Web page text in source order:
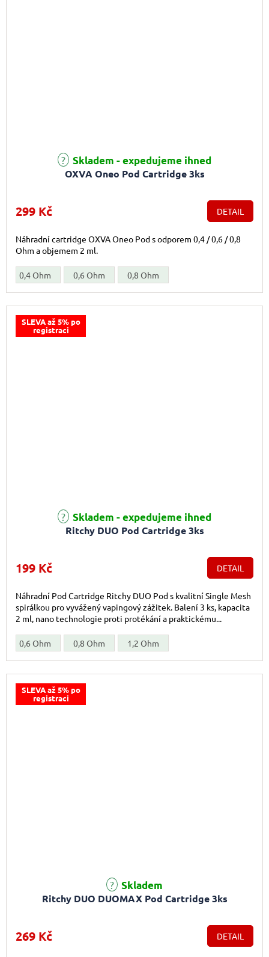
OXVA Oneo Pod Cartridge 3ks
Průměrné hodnocení produktu je 5,0 z 5 hvězdiček.
Skladem - expedujeme ihned
299 Kč DETAIL
Náhradní cartridge OXVA Oneo Pod s odporem 0,4 / 0,6 / 0,8
Ohm a objemem 2 ml.
0,4 Ohm 0,6 Ohm 0,8 Ohm
SLEVA až 5% po
registraci
Ritchy DUO Pod Cartridge 3ks
Skladem - expedujeme ihned
199 Kč DETAIL
Náhradní Pod Cartridge Ritchy DUO Pod s kvalitní Single Mesh
spirálkou pro vyvážený vapingový zážitek. Balení 3 ks, kapacita
2 ml, nano technologie proti protékání a praktickému...
0,6 Ohm 0,8 Ohm 1,2 Ohm
SLEVA až 5% po
registraci
Ritchy DUO DUOMAX Pod Cartridge 3ks
Skladem
269 Kč DETAIL